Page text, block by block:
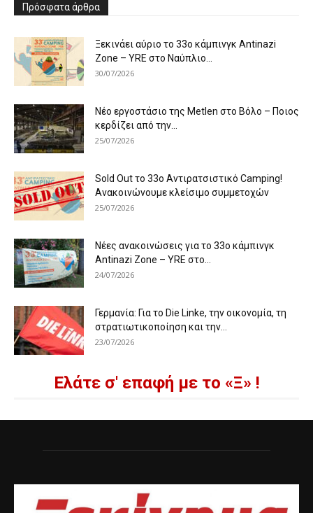
Πρόσφατα άρθρα
Ξεκινάει αύριο το 33ο κάμπινγκ Antinazi
Zone – YRE στο Ναύπλιο...
30/07/2026
Νέο εργοστάσιο της Metlen στο Βόλο – Ποιος
κερδίζει από την...
25/07/2026
Sold Out το 33ο Αντιρατσιστικό Camping!
Ανακοινώνουμε κλείσιμο συμμετοχών
25/07/2026
Νέες ανακοινώσεις για το 33ο κάμπινγκ
Antinazi Zone – YRE στο...
24/07/2026
Γερμανία: Για το Die Linke, την οικονομία, τη
στρατιωτικοποίηση και την...
23/07/2026
Ελάτε σ' επαφή με το «Ξ» !